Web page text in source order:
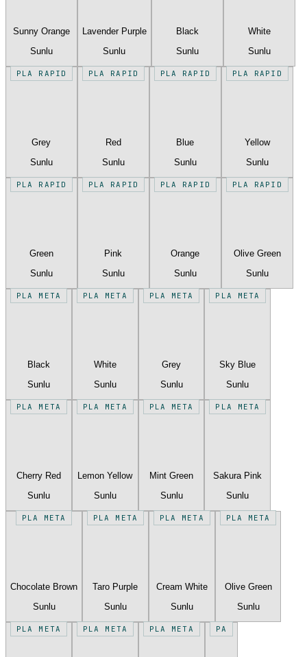
Sunny Orange
Sunlu
Lavender Purple
Sunlu
Black
Sunlu
White
Sunlu
PLA RAPID
Grey
Sunlu
PLA RAPID
Red
Sunlu
PLA RAPID
Blue
Sunlu
PLA RAPID
Yellow
Sunlu
PLA RAPID
Green
Sunlu
PLA RAPID
Pink
Sunlu
PLA RAPID
Orange
Sunlu
PLA RAPID
Olive Green
Sunlu
PLA META
Black
Sunlu
PLA META
White
Sunlu
PLA META
Grey
Sunlu
PLA META
Sky Blue
Sunlu
PLA META
Cherry Red
Sunlu
PLA META
Lemon Yellow
Sunlu
PLA META
Mint Green
Sunlu
PLA META
Sakura Pink
Sunlu
PLA META
Chocolate Brown
Sunlu
PLA META
Taro Purple
Sunlu
PLA META
Cream White
Sunlu
PLA META
Olive Green
Sunlu
PLA META PLA META PLA META PA